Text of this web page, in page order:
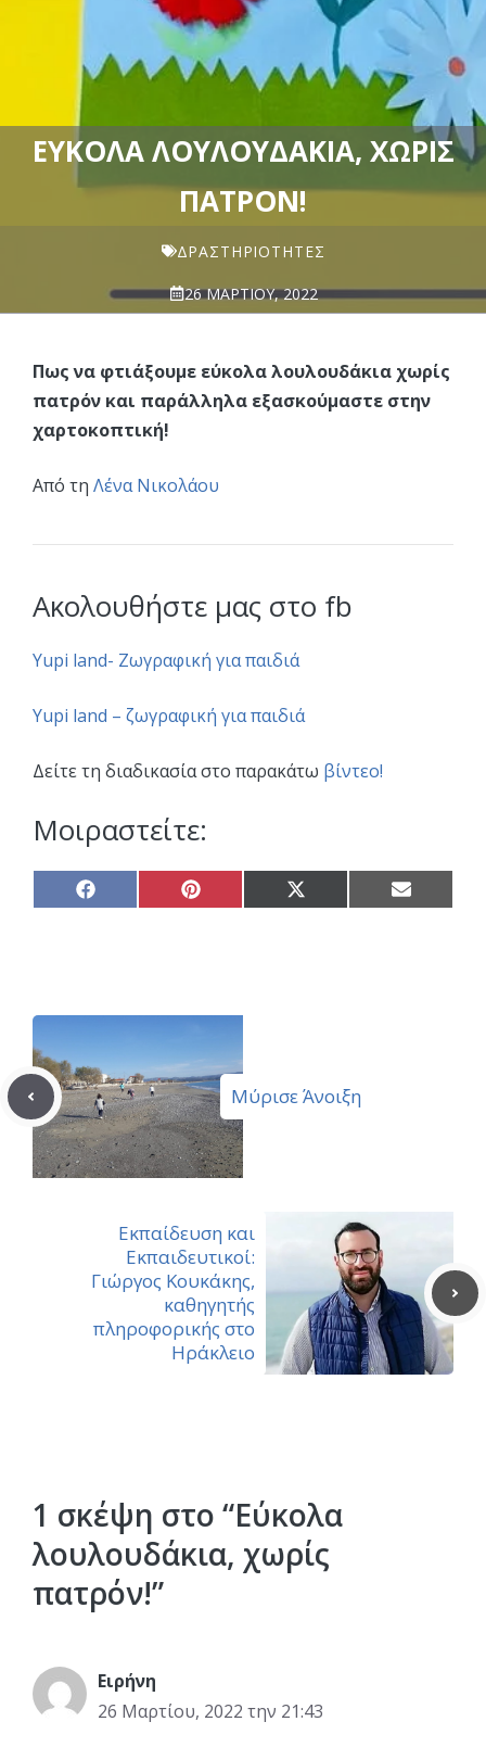
ΕΎΚΟΛΑ ΛΟΥΛΟΥΔΆΚΙΑ, ΧΩΡΊΣ
ΠΑΤΡΌΝ!
ΔΡΑΣΤΗΡΙΌΤΗΤΕΣ
26 ΜΑΡΤΊΟΥ, 2022
Πως να φτιάξουμε εύκολα λουλουδάκια χωρίς
πατρόν και παράλληλα εξασκούμαστε στην
χαρτοκοπτική!
Από τη Λένα Νικολάου
Ακολουθήστε μας στο fb
Yupi land- Zωγραφική για παιδιά
Yupi land – ζωγραφική για παιδιά
Δείτε τη διαδικασία στο παρακάτω βίντεο!
Μοιραστείτε:
Share
on
Share
on
Share
on
Share
on
Μύρισε Άνοιξη
Εκπαίδευση και
Εκπαιδευτικοί:
Γιώργος Κουκάκης,
καθηγητής
πληροφορικής στο
Ηράκλειο
1 σκέψη στο “Εύκολα
λουλουδάκια, χωρίς
πατρόν!”
Ειρήνη
26 Μαρτίου, 2022 την 21:43